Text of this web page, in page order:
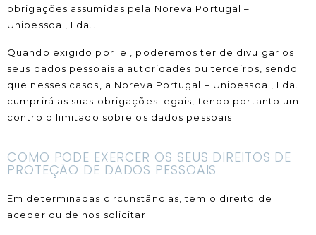
obrigações assumidas pela Noreva Portugal –
Unipessoal, Lda..
Quando exigido por lei, poderemos ter de divulgar os
seus dados pessoais a autoridades ou terceiros, sendo
que nesses casos, a Noreva Portugal – Unipessoal, Lda.
cumprirá as suas obrigações legais, tendo portanto um
controlo limitado sobre os dados pessoais.
COMO PODE EXERCER OS SEUS DIREITOS DE
PROTEÇÃO DE DADOS PESSOAIS
Em determinadas circunstâncias, tem o direito de
aceder ou de nos solicitar: